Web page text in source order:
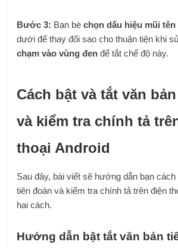
Bước 3: Bạn bèchọn dấu hiệu mũi tên
dưới để thay đổi sao cho thuận tiện khi
chạm vào vùng đen để tắt chế độ này.
Cách bật và tắt văn
và kiểm tra chính tả
thoại Android
Sau đây, bài viết sẽ hướng dẫn bạn cách
tiên đoán và kiểm tra chính tả trên điện
hai cách.
Hướng dẫn bật tắt văn bản